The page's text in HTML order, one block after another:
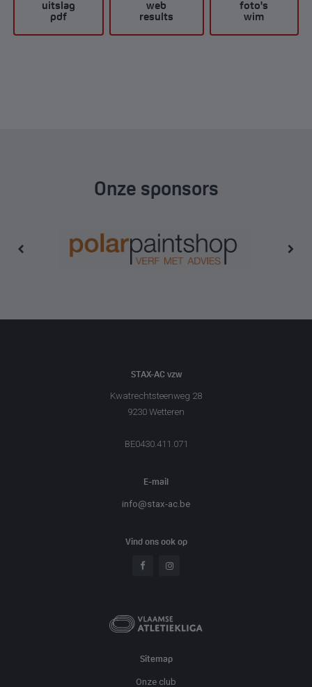
uitslag
pdf
web
results
foto's
wim
Onze sponsors
STAX-AC vzw
Kwatrechtsteenweg 28
9230 Wetteren
BE0430.411.071
E-mail
info@stax-ac.be
Vind ons ook op
Sitemap
Onze club